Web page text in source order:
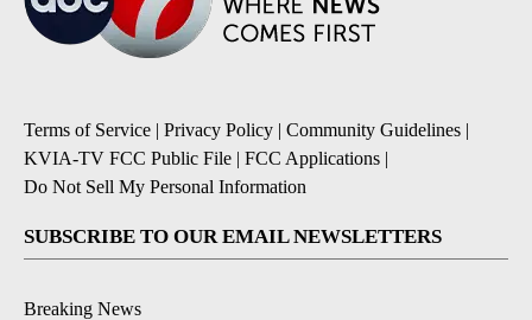
Terms of Service | Privacy Policy | Community Guidelines |
KVIA-TV FCC Public File | FCC Applications |
Do Not Sell My Personal Information
SUBSCRIBE TO OUR EMAIL NEWSLETTERS
Breaking News